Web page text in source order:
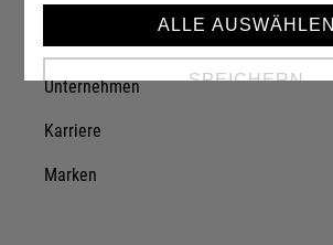
Unternehmen
Karriere
Marken
ALLE AUSWÄHLEN
SPEICHERN